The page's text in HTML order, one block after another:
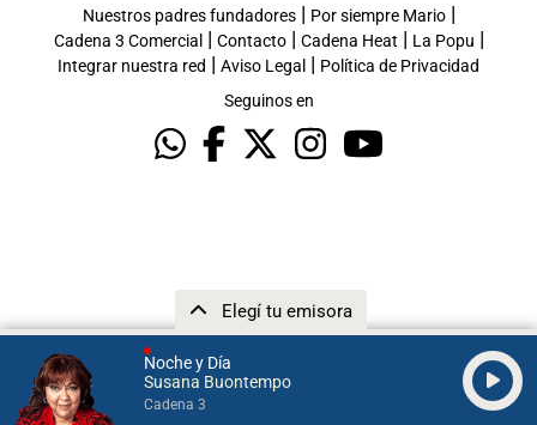
Noche y Día
Susana Buontempo
Cadena 3
Elegí tu emisora
Nuestros padres fundadores| Por siempre Mario|
Cadena 3 Comercial | Contacto| Cadena Heat | La Popu |
Integrar nuestra red | Aviso Legal | Política de Privacidad
Seguinos en